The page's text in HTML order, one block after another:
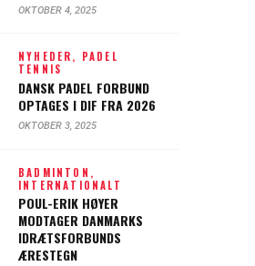
OKTOBER 4, 2025
NYHEDER, PADEL
TENNIS
DANSK PADEL FORBUND
OPTAGES I DIF FRA 2026
OKTOBER 3, 2025
BADMINTON,
INTERNATIONALT
POUL-ERIK HØYER
MODTAGER DANMARKS
IDRÆTSFORBUNDS
ÆRESTEGN